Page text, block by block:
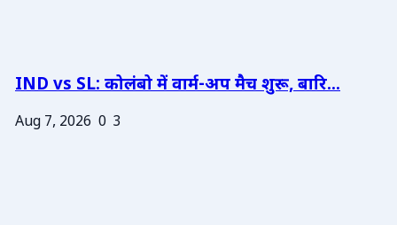
IND vs SL: कोलंबो में वार्म-अप मैच शुरू, बारि...
Aug 7, 2026 0 3